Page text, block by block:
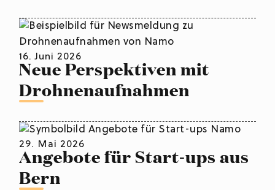
16. Juni 2026
Neue Perspektiven mit
Drohnenaufnahmen
29. Mai 2026
Angebote für Start-ups aus
Bern